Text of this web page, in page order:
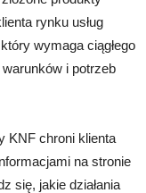
rynku usług
wymaga ciągłego
i potrzeb
KNF chroni klienta
na stronie
się, jakie działania